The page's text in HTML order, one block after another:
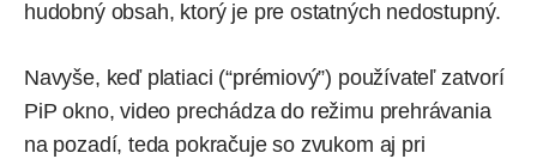
hudobný obsah, ktorý je pre ostatných nedostupný.
Navyše, keď platiaci (“prémiový”) používateľ zatvorí
PiP okno, video prechádza do režimu prehrávania
na pozadí, teda pokračuje so zvukom aj pri